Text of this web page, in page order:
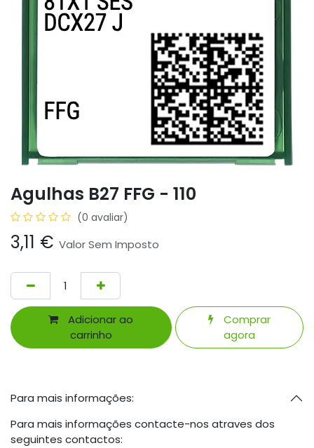
Agulhas B27 FFG - 110
(0 avaliar)
3,11 € Valor Sem Imposto
Adicionar ao
carrinho
Comprar
agora
Para mais informações:
Para mais informações contacte-nos atraves dos
seguintes contactos: